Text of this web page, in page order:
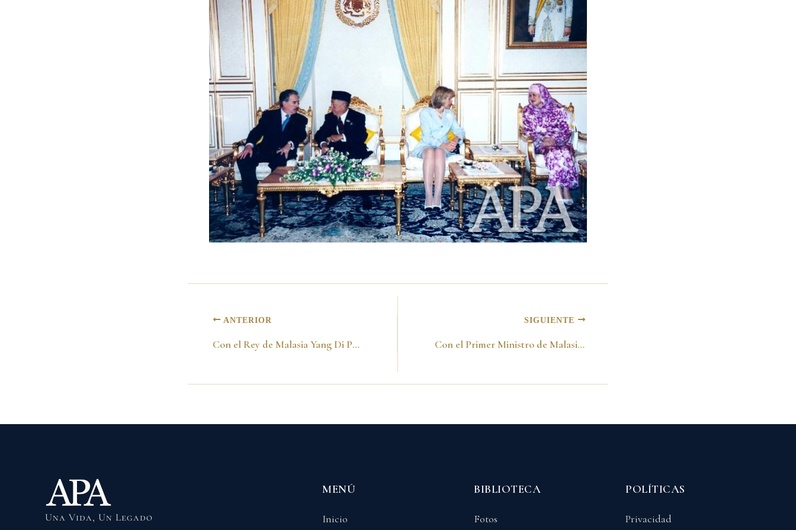
ANTERIOR
Con el Rey de Malasia Yang Di Pertuar. 01 de marzo del 2001
SIGUIENTE
Con el Primer Ministro de Malasia, Mahathir Mohamad. Kuala Lumpar 02 de marzo del 2001
Una Vida, Un Legado
MENÚ
Inicio
BIBLIOTECA
Fotos
POLÍTICAS
Privacidad